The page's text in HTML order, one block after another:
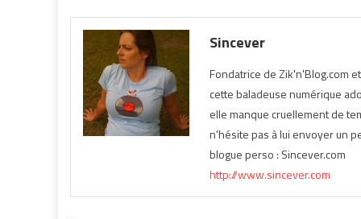
Sincever
Fondatrice de Zik'n'Blog.com
cette baladeuse numérique
elle manque cruellement de
n'hésite pas à lui envoyer un
blogue perso : Sincever.com
http://www.sincever.com